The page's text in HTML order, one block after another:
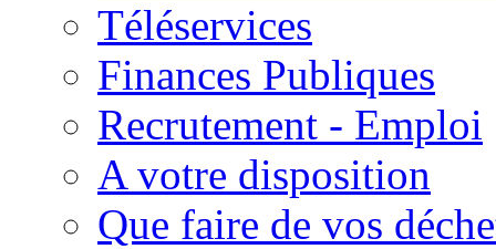
Téléservices
Finances Publiques
Recrutement - Emploi
A votre disposition
Que faire de vos